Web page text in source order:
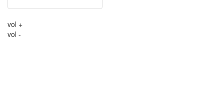
vol +
vol -